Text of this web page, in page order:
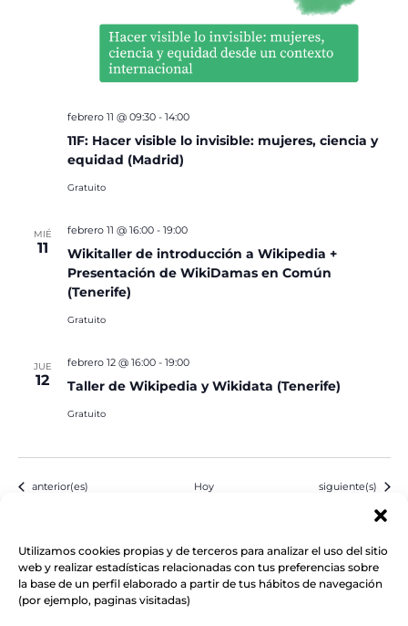
Utilizamos cookies propias y de terceros para analizar el uso del sitio
web y realizar estadísticas relacionadas con tus preferencias sobre
la base de un perfil elaborado a partir de tus hábitos de navegación
(por ejemplo, paginas visitadas)
11F: Hacer visible lo invisible: mujeres, ciencia y
equidad (Madrid)
febrero 11 @ 09:30- 14:00
Gratuito
MIÉ
11
Wikitaller de introducción a Wikipedia +
Presentación de WikiDamas en Común
(Tenerife)
febrero 11 @ 16:00- 19:00
Gratuito
JUE
12 Taller de Wikipedia y Wikidata (Tenerife)
febrero 12 @ 16:00- 19:00
Gratuito
Eventos
anterior(es) Hoy Eventos
siguiente(s)